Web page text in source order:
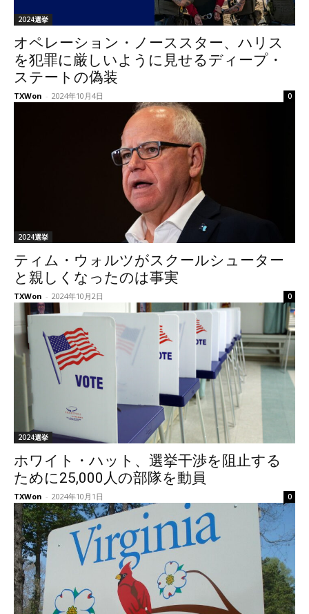
2024選挙
オペレーション・ノーススター、ハリス
を犯罪に厳しいように見せるディープ・
ステートの偽装
TXWon - 2024年10月4日 0
2024選挙
ティム・ウォルツがスクールシューター
と親しくなったのは事実
TXWon - 2024年10月2日 0
2024選挙
ホワイト・ハット、選挙干渉を阻止する
ために25,000人の部隊を動員
TXWon - 2024年10月1日 0